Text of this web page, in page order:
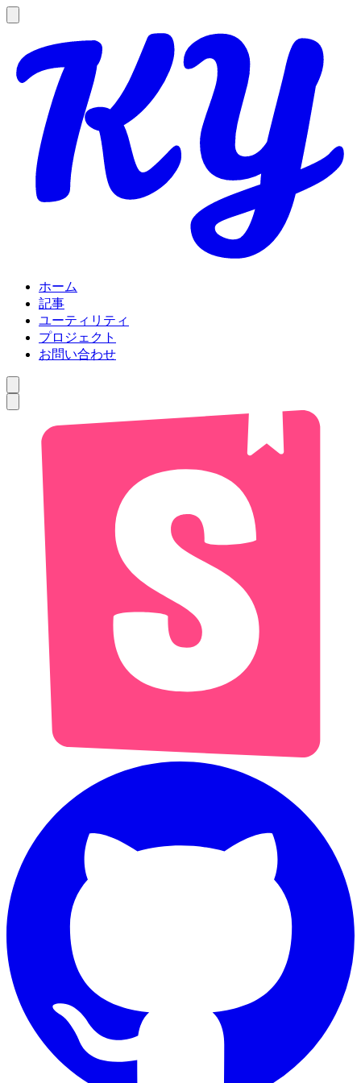
ホーム
記事
ユーティリティ
プロジェクト
お問い合わせ